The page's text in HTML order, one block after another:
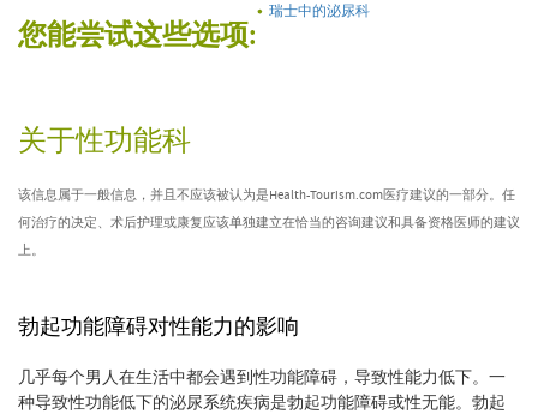
您能尝试这些选项:
瑞士中的泌尿科
关于性功能科
该信息属于一般信息，并且不应该被认为是Health-Tourism.com医疗建议的一部分。任
何治疗的决定、术后护理或康复应该单独建立在恰当的咨询建议和具备资格医师的建议
上。
勃起功能障碍对性能力的影响
几乎每个男人在生活中都会遇到性功能障碍，导致性能力低下。一
种导致性功能低下的泌尿系统疾病是勃起功能障碍或性无能。 勃起